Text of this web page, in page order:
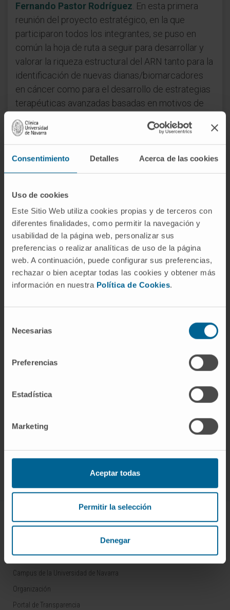
Consentimiento Detalles Acerca de las cookies
Uso de cookies
Este Sitio Web utiliza cookies propias y de terceros con
diferentes finalidades, como permitir la navegación y
usabilidad de la página web, personalizar sus
preferencias o realizar analíticas de uso de la página
web. A continuación, puede configurar sus preferencias,
rechazar o bien aceptar todas las cookies y obtener más
información en nuestra Política de Cookies.
Necesarias
Preferencias
Estadística
Marketing
Aceptar todas
Permitir la selección
Denegar
Fernando Pastor Rodríguez . En esta primera
reunión del proyecto estratégico, en la que
participaron todos los integrantes, se puso en
común la hoja de ruta a seguir para desarrollar y
valorar la riqueza estructural del ARN tanto para la
identificación de nuevas dianas/biomarcadores
en cáncer como para el desarrollo de estrategias
terapéuticas avanzadas basadas en motivos de
ARN estructurales.
Los
Determinar los motivos de ARN estructurales
funcionales, y así identificar nuevos marcadores
tolerados in vivo para el desarrollo de terapias
avanzadas más eficientes.
Generar propiedad intelectual y know-how que
contribuya a la creación de una spin-off
centrada en el desarrollo de terapias de ARN
estructural, lo que servirá para acelerar la
CONOZCA EL CIMA
Centro de Investigacion de la Clínica
Campus de la Universidad de Navarra
Organización
Portal de Transparencia